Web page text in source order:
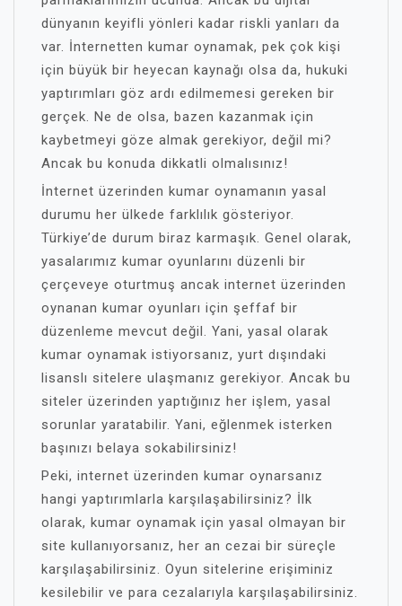
dünyanın keyifli yönleri kadar riskli yanları da
var. İnternetten kumar oynamak, pek çok kişi
için büyük bir heyecan kaynağı olsa da, hukuki
yaptırımları göz ardı edilmemesi gereken bir
gerçek. Ne de olsa, bazen kazanmak için
kaybetmeyi göze almak gerekiyor, değil mi?
Ancak bu konuda dikkatli olmalısınız!
İnternet üzerinden kumar oynamanın yasal
durumu her ülkede farklılık gösteriyor.
Türkiye’de durum biraz karmaşık. Genel olarak,
yasalarımız kumar oyunlarını düzenli bir
çerçeveye oturtmuş ancak internet üzerinden
oynanan kumar oyunları için şeffaf bir
düzenleme mevcut değil. Yani, yasal olarak
kumar oynamak istiyorsanız, yurt dışındaki
lisanslı sitelere ulaşmanız gerekiyor. Ancak bu
siteler üzerinden yaptığınız her işlem, yasal
sorunlar yaratabilir. Yani, eğlenmek isterken
başınızı belaya sokabilirsiniz!
Peki, internet üzerinden kumar oynarsanız
hangi yaptırımlarla karşılaşabilirsiniz? İlk
olarak, kumar oynamak için yasal olmayan bir
site kullanıyorsanız, her an cezai bir süreçle
karşılaşabilirsiniz. Oyun sitelerine erişiminiz
kesilebilir ve para cezalarıyla karşılaşabilirsiniz.